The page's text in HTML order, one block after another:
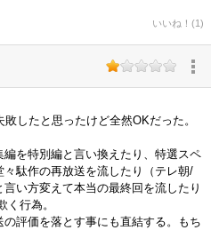
いいね！(1)
したと思ったけど全然OKだった。
を特別編と言い換えたり、特選スペ
駄作の再放送を流したり（テレ朝/
い方変えて本当の最終回を流したり
く行為。
評価を落とす事にも直結する。もち